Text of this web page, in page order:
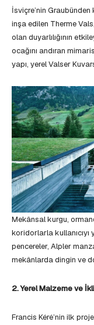
İsviçre’nin
inşa edilen Therme
olan duyarlılığının
ocağını andıran
yapı, yerel Valser
Mekânsal kurgu,
koridorlarla kullanıcıyı
pencereler, Alpler
mekânlarda dingin ve
2. Yerel Malzeme ve
Francis Kéré’nin ilk